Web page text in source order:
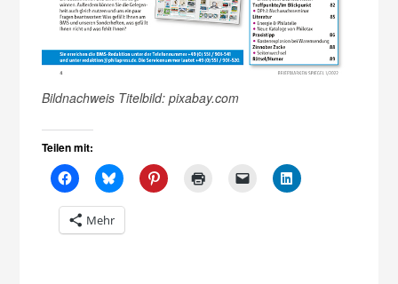
Bildnachweis Titelbild: pixabay.com
Teilen mit:
Mehr